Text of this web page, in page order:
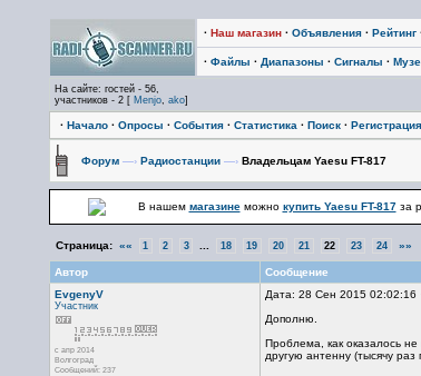
· Наш магазин· Объявления· Рейтинг
· Файлы · Диапазоны · Сигналы ·
На сайте: гостей - 56,
участников - 2 [ Menjo, ako]
· Начало· Опросы · События· Статистика · Поиск· Регистрация
Форум —› Радиостанции —›Владельцам Yaesu FT-817
В нашем магазинеможно купить Yaesu FT-817за
Страница: «« 1 2 3 18 19 20 21 22 23 24 »»
Автор
Сообщение
EvgenyV
Участник
с апр 2014
Волгоград
Сообщений: 237
Дата: 28 Сен 2015 02:02:16
Дополню.
Проблема, как оказалось
другую антенну (тысячу